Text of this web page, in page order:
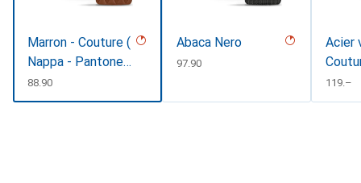
Marron - Couture (
Nappa - Pantone
#8B4720 )
CHF
88.90
Abaca Nero
CHF
97.90
Acier
CHF
119.–